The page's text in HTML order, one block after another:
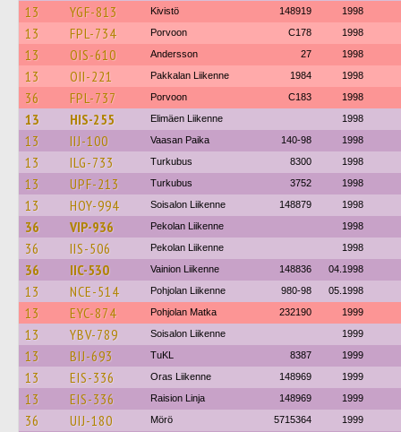
13 YGF-813 Kivistö 148919 1998
13 FPL-734 Porvoon C178 1998
13 OIS-610 Andersson 27 1998
13 OII-221 Pakkalan Liikenne 1984 1998
36 FPL-737 Porvoon C183 1998
13 HIS-255 Elimäen Liikenne 1998
13 IIJ-100 Vaasan Paika 140-98 1998
13 ILG-733 Turkubus 8300 1998
13 UPF-213 Turkubus 3752 1998
13 HOY-994 Soisalon Liikenne 148879 1998
36 VIP-936 Pekolan Liikenne 1998
36 IIS-506 Pekolan Liikenne 1998
36 IIC-530 Vainion Liikenne 148836 04.1998
13 NCE-514 Pohjolan Liikenne 980-98 05.1998
13 EYC-874 Pohjolan Matka 232190 1999
13 YBV-789 Soisalon Liikenne 1999
13 BIJ-693 TuKL 8387 1999
13 EIS-336 Oras Liikenne 148969 1999
13 EIS-336 Raision Linja 148969 1999
36 UIJ-180 Mörö 5715364 1999